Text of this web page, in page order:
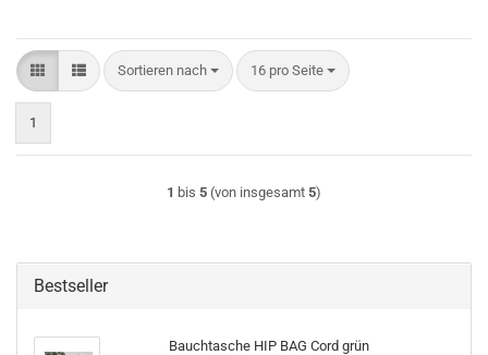
Sortieren nach
Sortieren nach 16 pro Seite
pro Seite
1
1 bis 5 (von insgesamt 5)
Bestseller
Bauchtasche HIP BAG Cord grün